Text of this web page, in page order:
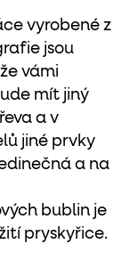
vyrobené z
jsou
vámi
mít jiný
a v
jiné prvky
a na
bublin je
pryskyřice.